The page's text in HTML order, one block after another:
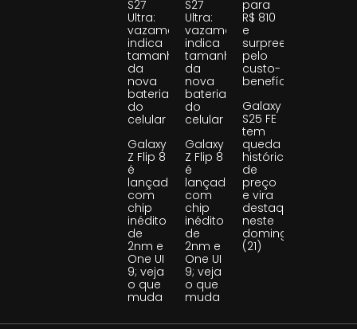
S27
Ultra:
vazamento
indica
tamanho
da
nova
bateria
do
celular
Galaxy
Z Flip 8
é
lançado
com
chip
inédito
de
2nm e
One UI
9; veja
o que
muda
S27
Ultra:
vazamento
indica
tamanho
da
nova
bateria
do
celular
Galaxy
Z Flip 8
é
lançado
com
chip
inédito
de
2nm e
One UI
9; veja
o que
muda
para
R$ 810
e
surpreende
pelo
custo-
benefício
Galaxy
S25 FE
tem
queda
histórica
de
preço
e vira
destaque
neste
domingo
(21)